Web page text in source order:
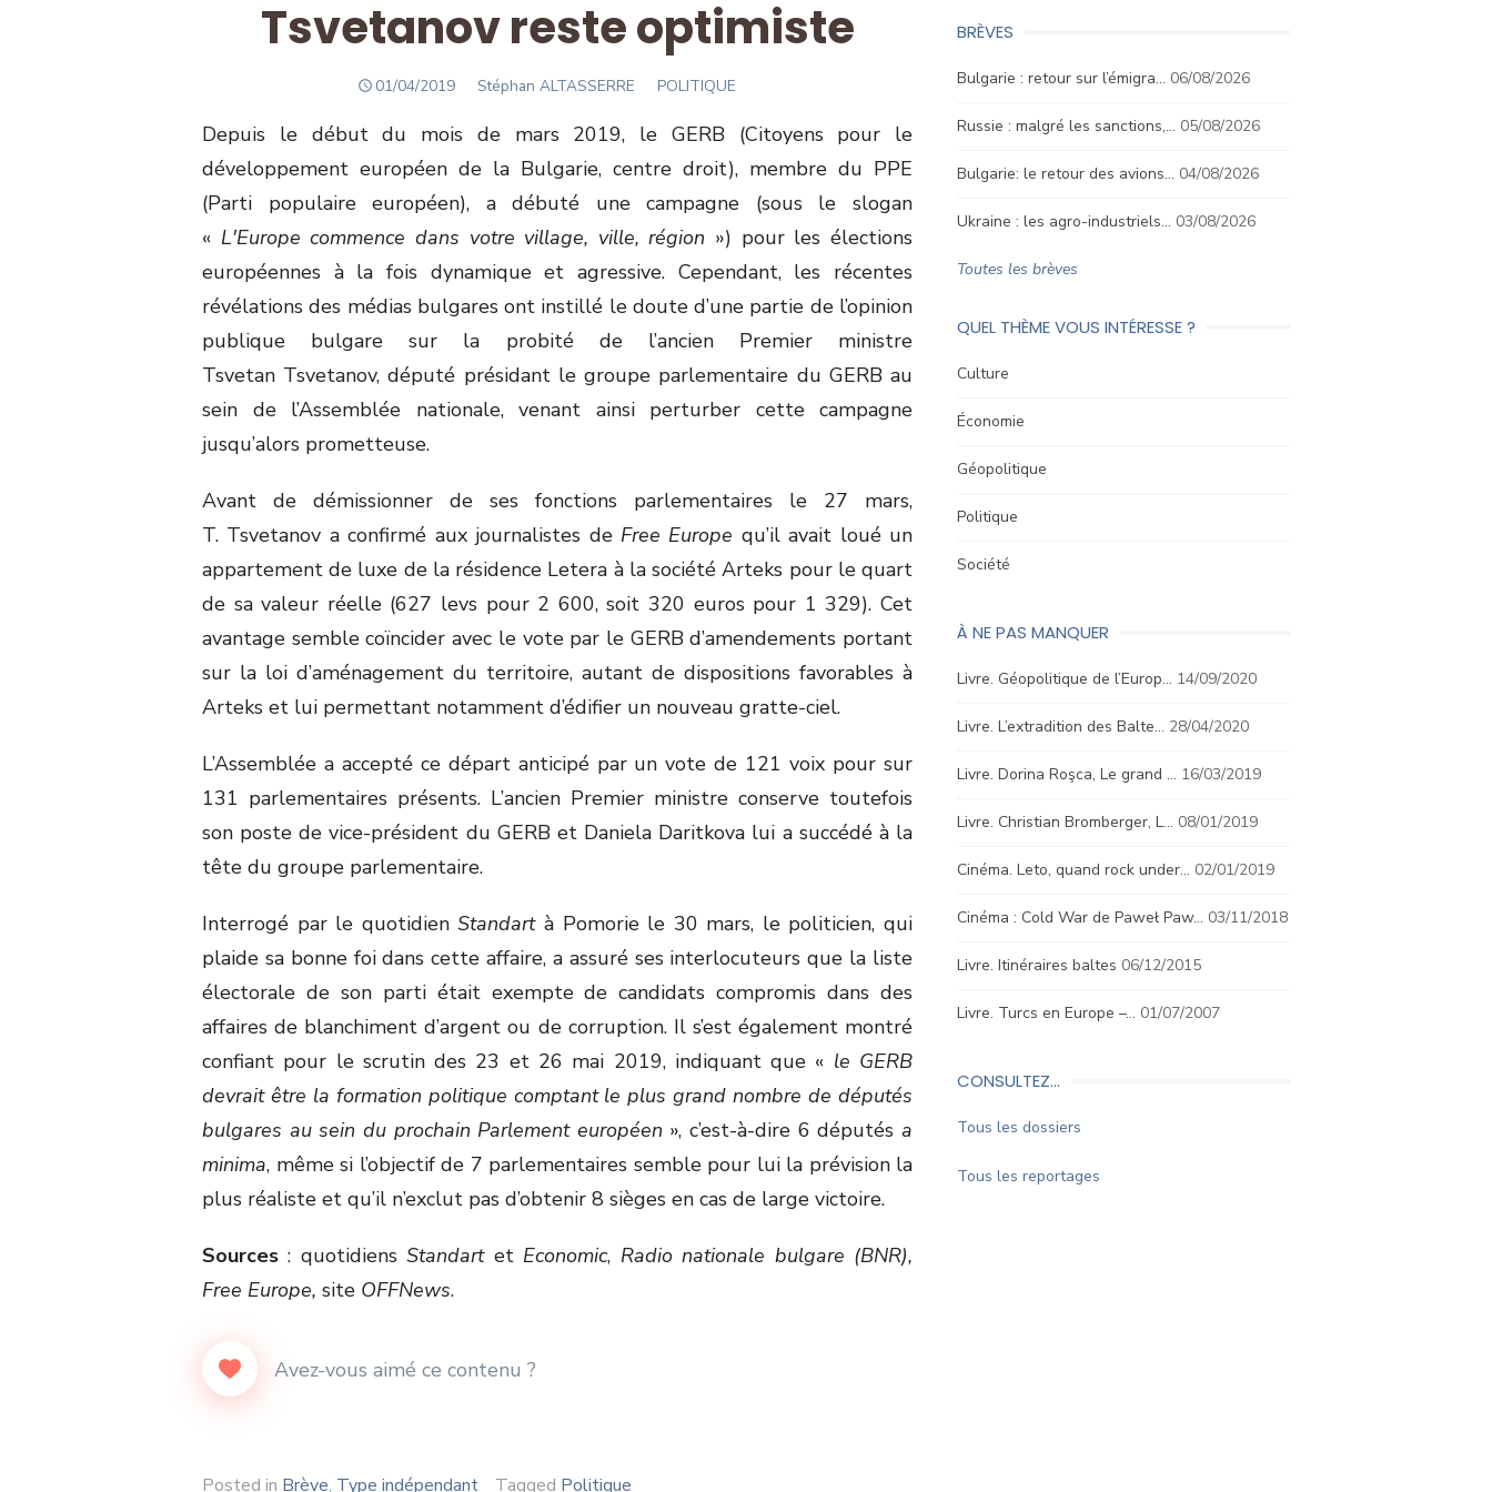
Tsvetanov reste optimiste
POSTED
01/04/2019 Author
Stéphan ALTASSERRE POLITIQUE
Depuis le début du mois de mars 2019, le GERB (Citoyens pour le
développement européen de la Bulgarie, centre droit), membre du PPE
(Parti populaire européen), a débuté une campagne (sous le slogan
« L'Europe commence dans votre village, ville, région ») pour les élections
européennes à la fois dynamique et agressive. Cependant, les récentes
révélations des médias bulgares ont instillé le doute d’une partie de l’opinion
publique bulgare sur la probité de l’ancien Premier ministre
Tsvetan Tsvetanov, député présidant le groupe parlementaire du GERB au
sein de l’Assemblée nationale, venant ainsi perturber cette campagne
jusqu’alors prometteuse.
Avant de démissionner de ses fonctions parlementaires le 27 mars,
T. Tsvetanov a confirmé aux journalistes de Free Europe qu’il avait loué un
appartement de luxe de la résidence Letera à la société Arteks pour le quart
de sa valeur réelle (627 levs pour 2 600, soit 320 euros pour 1 329). Cet
avantage semble coïncider avec le vote par le GERB d’amendements portant
sur la loi d’aménagement du territoire, autant de dispositions favorables à
Arteks et lui permettant notamment d’édifier un nouveau gratte-ciel.
L’Assemblée a accepté ce départ anticipé par un vote de 121 voix pour sur
131 parlementaires présents. L’ancien Premier ministre conserve toutefois
son poste de vice-président du GERB et Daniela Daritkova lui a succédé à la
tête du groupe parlementaire.
Interrogé par le quotidienStandartà Pomorie le 30 mars, le politicien, qui
plaide sa bonne foi dans cette affaire, a assuré ses interlocuteurs que la liste
électorale de son parti était exempte de candidats compromis dans des
affaires de blanchiment d’argent ou de corruption. Il s’est également montré
confiant pour le scrutin des 23 et 26 mai 2019, indiquant que « le GERB
devrait être la formation politique comptant le plus grand nombre de députés
bulgares au sein du prochain Parlement européen », c’est-à-dire 6 députésa
minima, même si l’objectif de 7 parlementaires semble pour lui la prévision la
plus réaliste et qu’il n’exclut pas d’obtenir 8 sièges en cas de large victoire.
Sources : quotidiensStandartet Economic, Radio nationale bulgare (BNR),
Free Europe, site OFFNews.
Posted in Brève, Type indépendant Tagged Politique
BRÈVES
Bulgarie : retour sur l’émigra… 06/08/2026
Russie : malgré les sanctions,… 05/08/2026
Bulgarie: le retour des avions… 04/08/2026
Ukraine : les agro-industriels… 03/08/2026
Toutes les brèves
QUEL THÈME VOUS INTÉRESSE ?
Culture
Économie
Géopolitique
Politique
Société
À NE PAS MANQUER
Livre. Géopolitique de l’Europ… 14/09/2020
Livre. L’extradition des Balte… 28/04/2020
Livre. Dorina Roşca, Le grand … 16/03/2019
Livre. Christian Bromberger, L… 08/01/2019
Cinéma. Leto, quand rock under… 02/01/2019
Cinéma : Cold War de Paweł Paw… 03/11/2018
Livre. Itinéraires baltes 06/12/2015
Livre. Turcs en Europe –… 01/07/2007
CONSULTEZ…
Tous les dossiers
Tous les reportages